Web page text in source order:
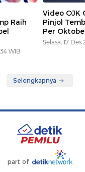
Raih
WIB
Video OJK
Pinjol
Per
Selasa, 17
Selengkapnya
part of